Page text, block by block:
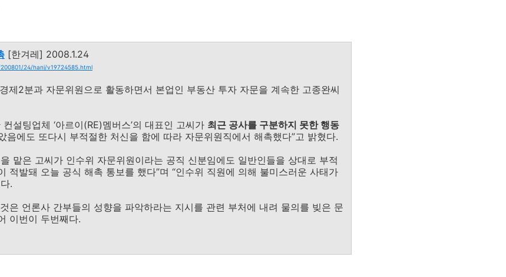
[한겨레] 2008.1.24
24/hani/v19724585.html
제2분과 자문위원으로 활동하면서 본업인 부동산 투자 자문을 계속한 고종완씨
설팅업체 ‘아르이(RE)멤버스’의 대표인 고씨가 최근 공사를 구분하지 못한 행동
음에도 또다시 부적절한 처신을 함에 따라 자문위원직에서 해촉했다”고 밝혔다.
맡은 고씨가 인수위 자문위원이라는 공직 신분임에도 일반인들을 상대로 부적
적발돼 오늘 공식 해촉 통보를 했다”며 “인수위 직원에 의해 불미스러운 사태가
.
은 언론사 간부들의 성향을 파악하라는 지시를 관련 부처에 내려 물의를 빚은 문
이번이 두번째다.